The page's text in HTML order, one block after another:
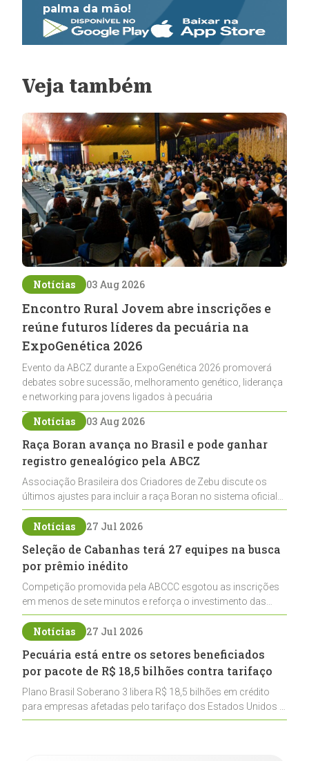
palma da mão!
Veja também
Notícias 03 Aug 2026
Encontro Rural Jovem abre inscrições e
reúne futuros líderes da pecuária na
ExpoGenética 2026
Evento da ABCZ durante a ExpoGenética 2026 promoverá
debates sobre sucessão, melhoramento genético, liderança
e networking para jovens ligados à pecuária
Notícias 03 Aug 2026
Raça Boran avança no Brasil e pode ganhar
registro genealógico pela ABCZ
Associação Brasileira dos Criadores de Zebu discute os
últimos ajustes para incluir a raça Boran no sistema oficial
de registros, abrindo caminho para sua expansão na
pecuária nacional
Notícias 27 Jul 2026
Seleção de Cabanhas terá 27 equipes na busca
por prêmio inédito
Competição promovida pela ABCCC esgotou as inscrições
em menos de sete minutos e reforça o investimento das
cabanhas na seleção genética de Cavalos Crioulos voltados
ao laço
Notícias 27 Jul 2026
Pecuária está entre os setores beneficiados
por pacote de R$ 18,5 bilhões contra tarifaço
Plano Brasil Soberano 3 libera R$ 18,5 bilhões em crédito
para empresas afetadas pelo tarifaço dos Estados Unidos e
inclui a pecuária entre os setores estratégicos